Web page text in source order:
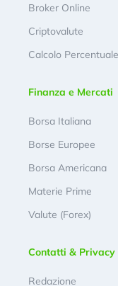
Broker Online
Criptovalute
Calcolo Percentuale
Finanza e Mercati
Borsa Italiana
Borse Europee
Borsa Americana
Materie Prime
Valute (Forex)
Contatti & Privacy
Redazione